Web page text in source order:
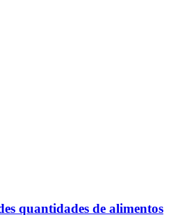
quantidades de alimentos